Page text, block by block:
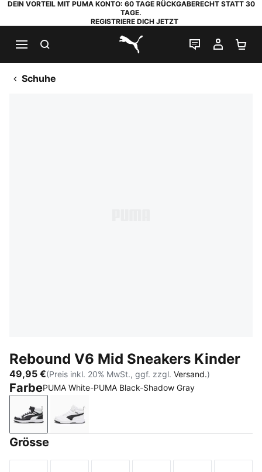
DEIN VORTEIL MIT PUMA KONTO: 60 TAGE RÜCKGABERECHT STATT 30
TAGE.
REGISTRIERE DICH JETZT
PUMA.com
LIVE-CHAT
MEIN
Schuhe
Rebound V6 Mid Sneakers Kinder
49,95 €(Preis inkl. 20% MwSt., ggf. zzgl. Versand.)
FarbePUMA White-PUMA Black-Shadow Gray
PUMA White-PUMA Black-Shadow Gray
PUMA White-PUMA Black
Grösse